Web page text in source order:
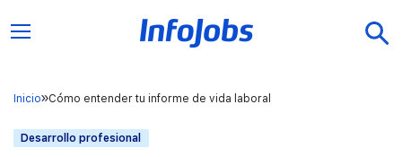
Inicio Cómo entender tu informe de vida laboral
Desarrollo profesional